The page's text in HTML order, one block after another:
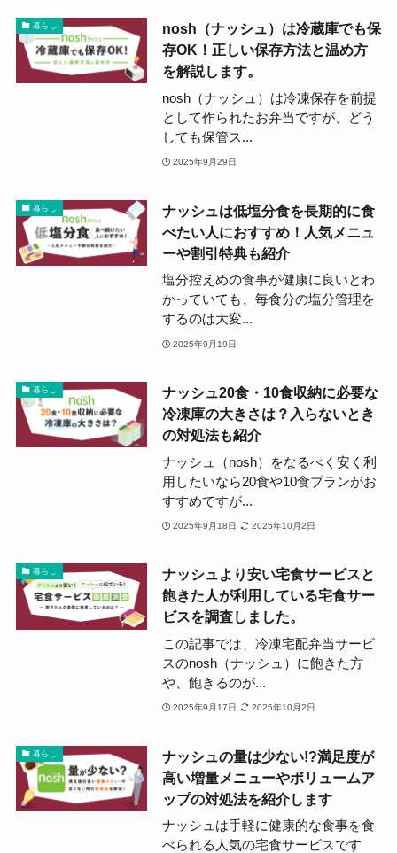
暮らし
nosh（ナッシュ）は冷蔵庫でも保
存OK！正しい保存方法と温め方
を解説します。
nosh（ナッシュ）は冷凍保存を前提
として作られたお弁当ですが、どう
しても保管ス...
2025年9月29日
暮らし
ナッシュは低塩分食を長期的に食
べたい人におすすめ！人気メニュ
ーや割引特典も紹介
塩分控えめの食事が健康に良いとわ
かっていても、毎食分の塩分管理を
するのは大変...
2025年9月19日
暮らし
ナッシュ20食・10食収納に必要な
冷凍庫の大きさは？入らないとき
の対処法も紹介
ナッシュ（nosh）をなるべく安く利
用したいなら20食や10食プランがお
すすめですが...
2025年9月18日 2025年10月2日
暮らし
ナッシュより安い宅食サービスと
飽きた人が利用している宅食サー
ビスを調査しました。
この記事では、冷凍宅配弁当サービ
スのnosh（ナッシュ）に飽きた方
や、飽きるのが...
2025年9月17日 2025年10月2日
暮らし
ナッシュの量は少ない!?満足度が
高い増量メニューやボリュームア
ップの対処法を紹介します
ナッシュは手軽に健康的な食事を食
べられる人気の宅食サービスです